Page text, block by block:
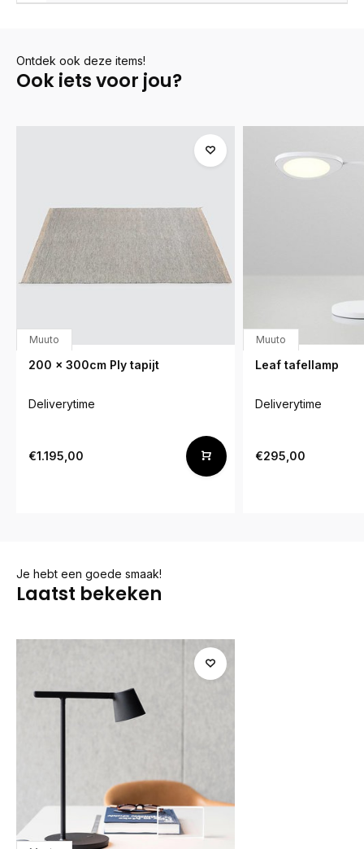
Ontdek ook deze items!
Ook iets voor jou?
Muuto
200 x 300cm Ply tapijt
Deliverytime
€1.195,00
Muuto
Leaf tafellamp
Deliverytime
€295,00
Je hebt een goede smaak!
Laatst bekeken